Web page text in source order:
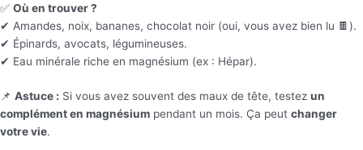
✅ Où en trouver ?
✔ Amandes, noix, bananes, chocolat noir (oui, vous avez bien lu 🍫).
✔ Épinards, avocats, légumineuses.
✔ Eau minérale riche en magnésium (ex : Hépar).
📌 Astuce : Si vous avez souvent des maux de tête, testez un
complément en magnésium pendant un mois. Ça peut changer
votre vie.